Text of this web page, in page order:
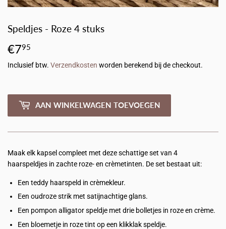
Speldjes - Roze 4 stuks
€795
Inclusief btw. Verzendkosten worden berekend bij de checkout.
AAN WINKELWAGEN TOEVOEGEN
Maak elk kapsel compleet met deze schattige set van 4
haarspeldjes in zachte roze- en crèmetinten. De set bestaat uit:
Een teddy haarspeld in crèmekleur.
Een oudroze strik met satijnachtige glans.
Een pompon alligator speldje met drie bolletjes in roze en crème.
Een bloemetje in roze tint op een klikklak speldje.